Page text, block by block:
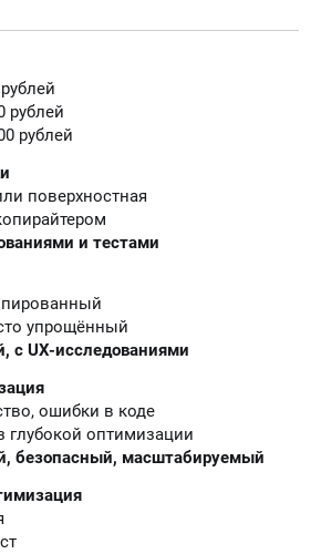
рублей
рублей
поверхностная
и тестами
упрощённый
с UX-исследованиями
ошибки в коде
глубокой оптимизации
безопасный, масштабируемый